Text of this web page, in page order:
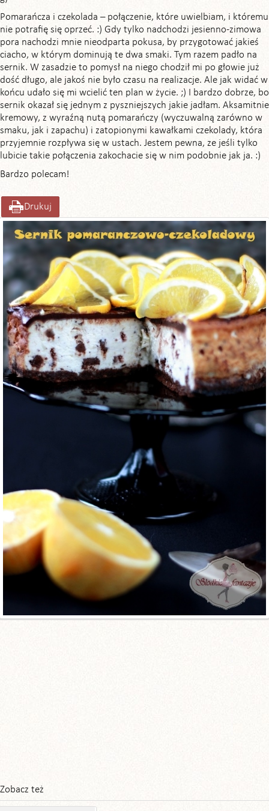
Pomarańcza i czekolada – połączenie, które uwielbiam, i któremu
nie potrafię się oprzeć. :) Gdy tylko nadchodzi jesienno-zimowa
pora nachodzi mnie nieodparta pokusa, by przygotować jakieś
ciacho, w którym dominują te dwa smaki. Tym razem padło na
sernik. W zasadzie to pomysł na niego chodził mi po głowie już
dość długo, ale jakoś nie było czasu na realizacje. Ale jak widać w
końcu udało się mi wcielić ten plan w życie. ;) I bardzo dobrze, bo
sernik okazał się jednym z pyszniejszych jakie jadłam. Aksamitnie
kremowy, z wyraźną nutą pomarańczy (wyczuwalną zarówno w
smaku, jak i zapachu) i zatopionymi kawałkami czekolady, która
przyjemnie rozpływa się w ustach. Jestem pewna, ze jeśli tylko
lubicie takie połączenia zakochacie się w nim podobnie jak ja. :)
Bardzo polecam!
Drukuj
Zobacz też